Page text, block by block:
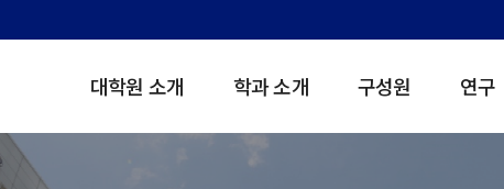
대학원 소개 학과 소개 구성원 연구